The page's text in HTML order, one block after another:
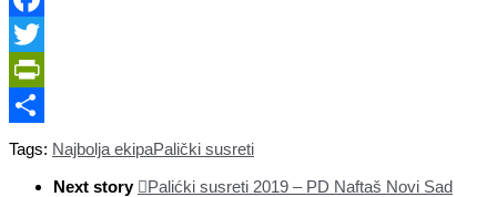
Facebook
Twitter
PrintFriendly
Share
Tags: Najbolja ekipaPalički susreti
Next story
Palićki susreti 2019 – PD Naftaš Novi Sad